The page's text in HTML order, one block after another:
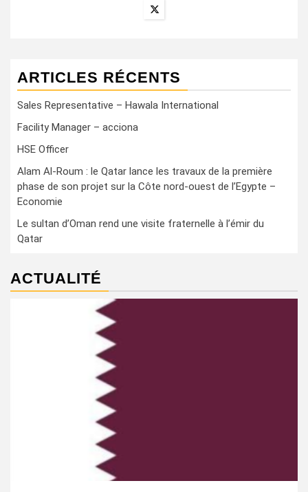
ARTICLES RÉCENTS
Sales Representative – Hawala International
Facility Manager – acciona
HSE Officer
Alam Al-Roum : le Qatar lance les travaux de la première
phase de son projet sur la Côte nord-ouest de l’Egypte –
Economie
Le sultan d’Oman rend une visite fraternelle à l’émir du
Qatar
ACTUALITÉ